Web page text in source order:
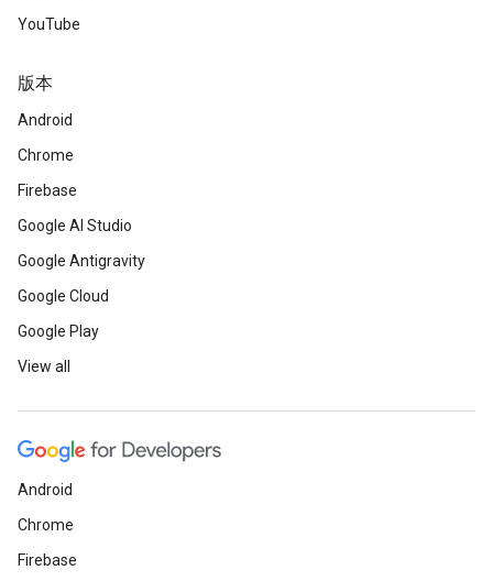
YouTube
版本
Android
Chrome
Firebase
Google AI Studio
Google Antigravity
Google Cloud
Google Play
View all
Android
Chrome
Firebase